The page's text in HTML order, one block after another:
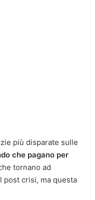
più disparate sulle
che pagano per
tornano ad
post crisi, ma questa